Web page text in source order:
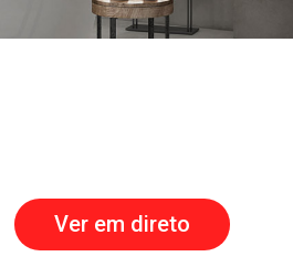
Ver em direto